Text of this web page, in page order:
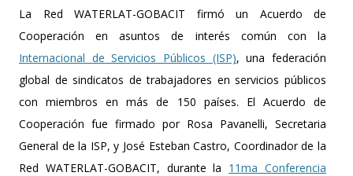
La Red WATERLAT-GOBACIT firmó un Acuerdo de
Cooperación en asuntos de interés común con la
Internacional de Servicios Públicos (ISP), una federación
global de sindicatos de trabajadores en servicios públicos
con miembros en más de 150 países. El Acuerdo de
Cooperación fue firmado por Rosa Pavanelli, Secretaria
General de la ISP, y José Esteban Castro, Coordinador de la
Red WATERLAT-GOBACIT, durante la 11ma Conferencia